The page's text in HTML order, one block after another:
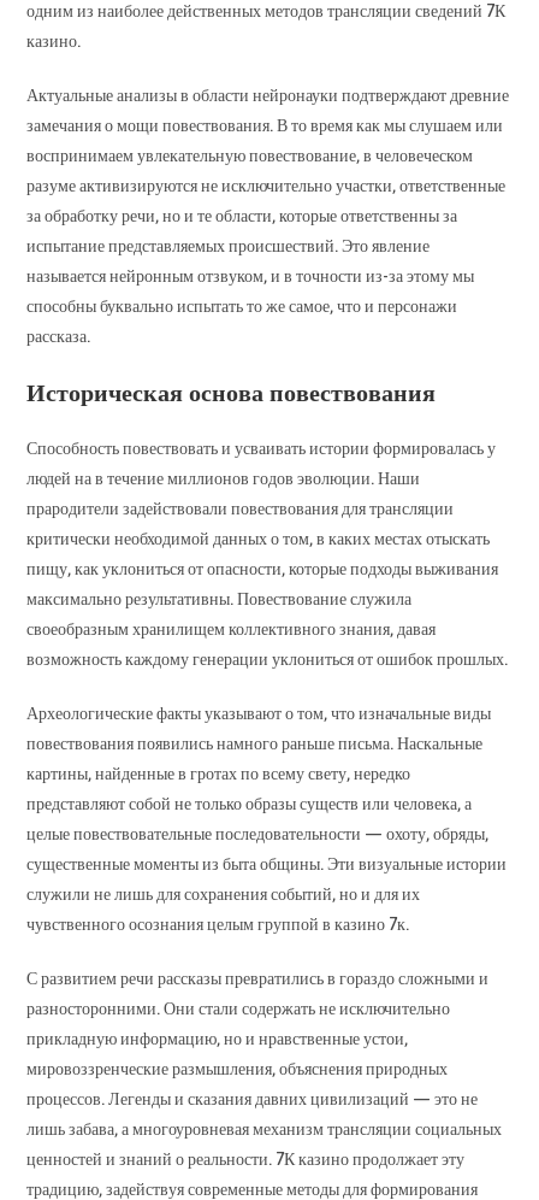
одним из наиболее действенных методов трансляции сведений 7К
казино.
Актуальные анализы в области нейронауки подтверждают древние
замечания о мощи повествования. В то время как мы слушаем или
воспринимаем увлекательную повествование, в человеческом
разуме активизируются не исключительно участки, ответственные
за обработку речи, но и те области, которые ответственны за
испытание представляемых происшествий. Это явление
называется нейронным отзвуком, и в точности из-за этому мы
способны буквально испытать то же самое, что и персонажи
рассказа.
Историческая основа повествования
Способность повествовать и усваивать истории формировалась у
людей на в течение миллионов годов эволюции. Наши
прародители задействовали повествования для трансляции
критически необходимой данных о том, в каких местах отыскать
пищу, как уклониться от опасности, которые подходы выживания
максимально результативны. Повествование служила
своеобразным хранилищем коллективного знания, давая
возможность каждому генерации уклониться от ошибок прошлых.
Археологические факты указывают о том, что изначальные виды
повествования появились намного раньше письма. Наскальные
картины, найденные в гротах по всему свету, нередко
представляют собой не только образы существ или человека, а
целые повествовательные последовательности — охоту, обряды,
существенные моменты из быта общины. Эти визуальные истории
служили не лишь для сохранения событий, но и для их
чувственного осознания целым группой в казино 7к.
С развитием речи рассказы превратились в гораздо сложными и
разносторонними. Они стали содержать не исключительно
прикладную информацию, но и нравственные устои,
мировоззренческие размышления, объяснения природных
процессов. Легенды и сказания давних цивилизаций — это не
лишь забава, а многоуровневая механизм трансляции социальных
ценностей и знаний о реальности. 7К казино продолжает эту
традицию, задействуя современные методы для формирования